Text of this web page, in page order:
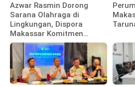
Azwar Rasmin Dorong
Sarana Olahraga di
Lingkungan, Dispora
Makassar Komitmen
Bangun Fasilitas